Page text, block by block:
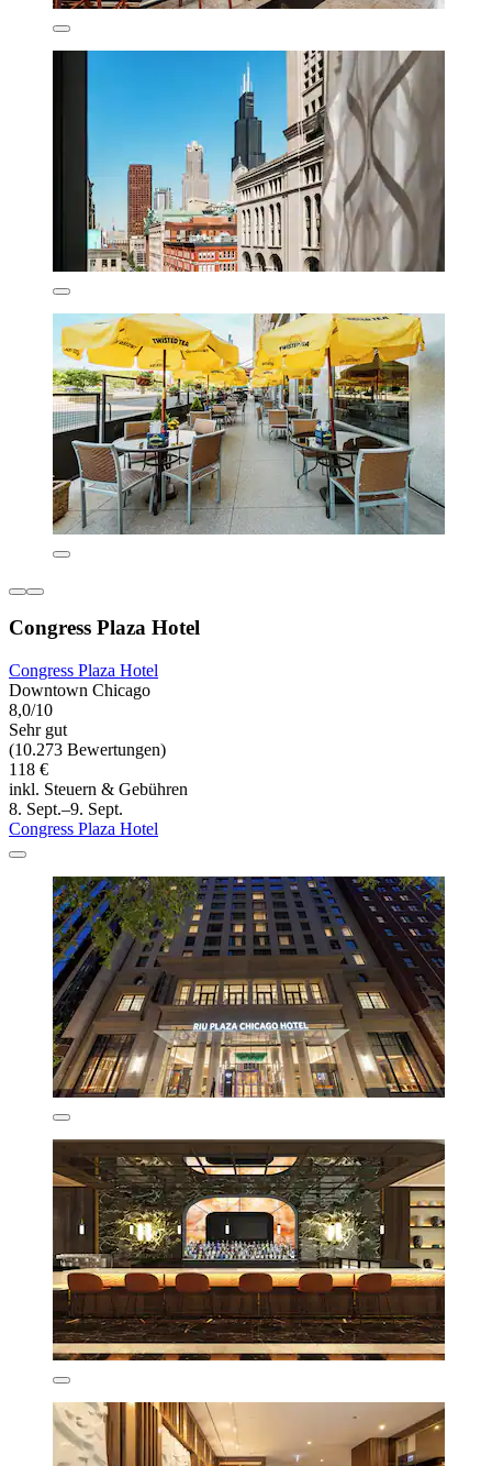
Congress Plaza Hotel
Congress Plaza Hotel
Downtown Chicago
8,0/10
Sehr gut
(10.273 Bewertungen)
118 €
inkl. Steuern & Gebühren
8. Sept.–9. Sept.
Congress Plaza Hotel